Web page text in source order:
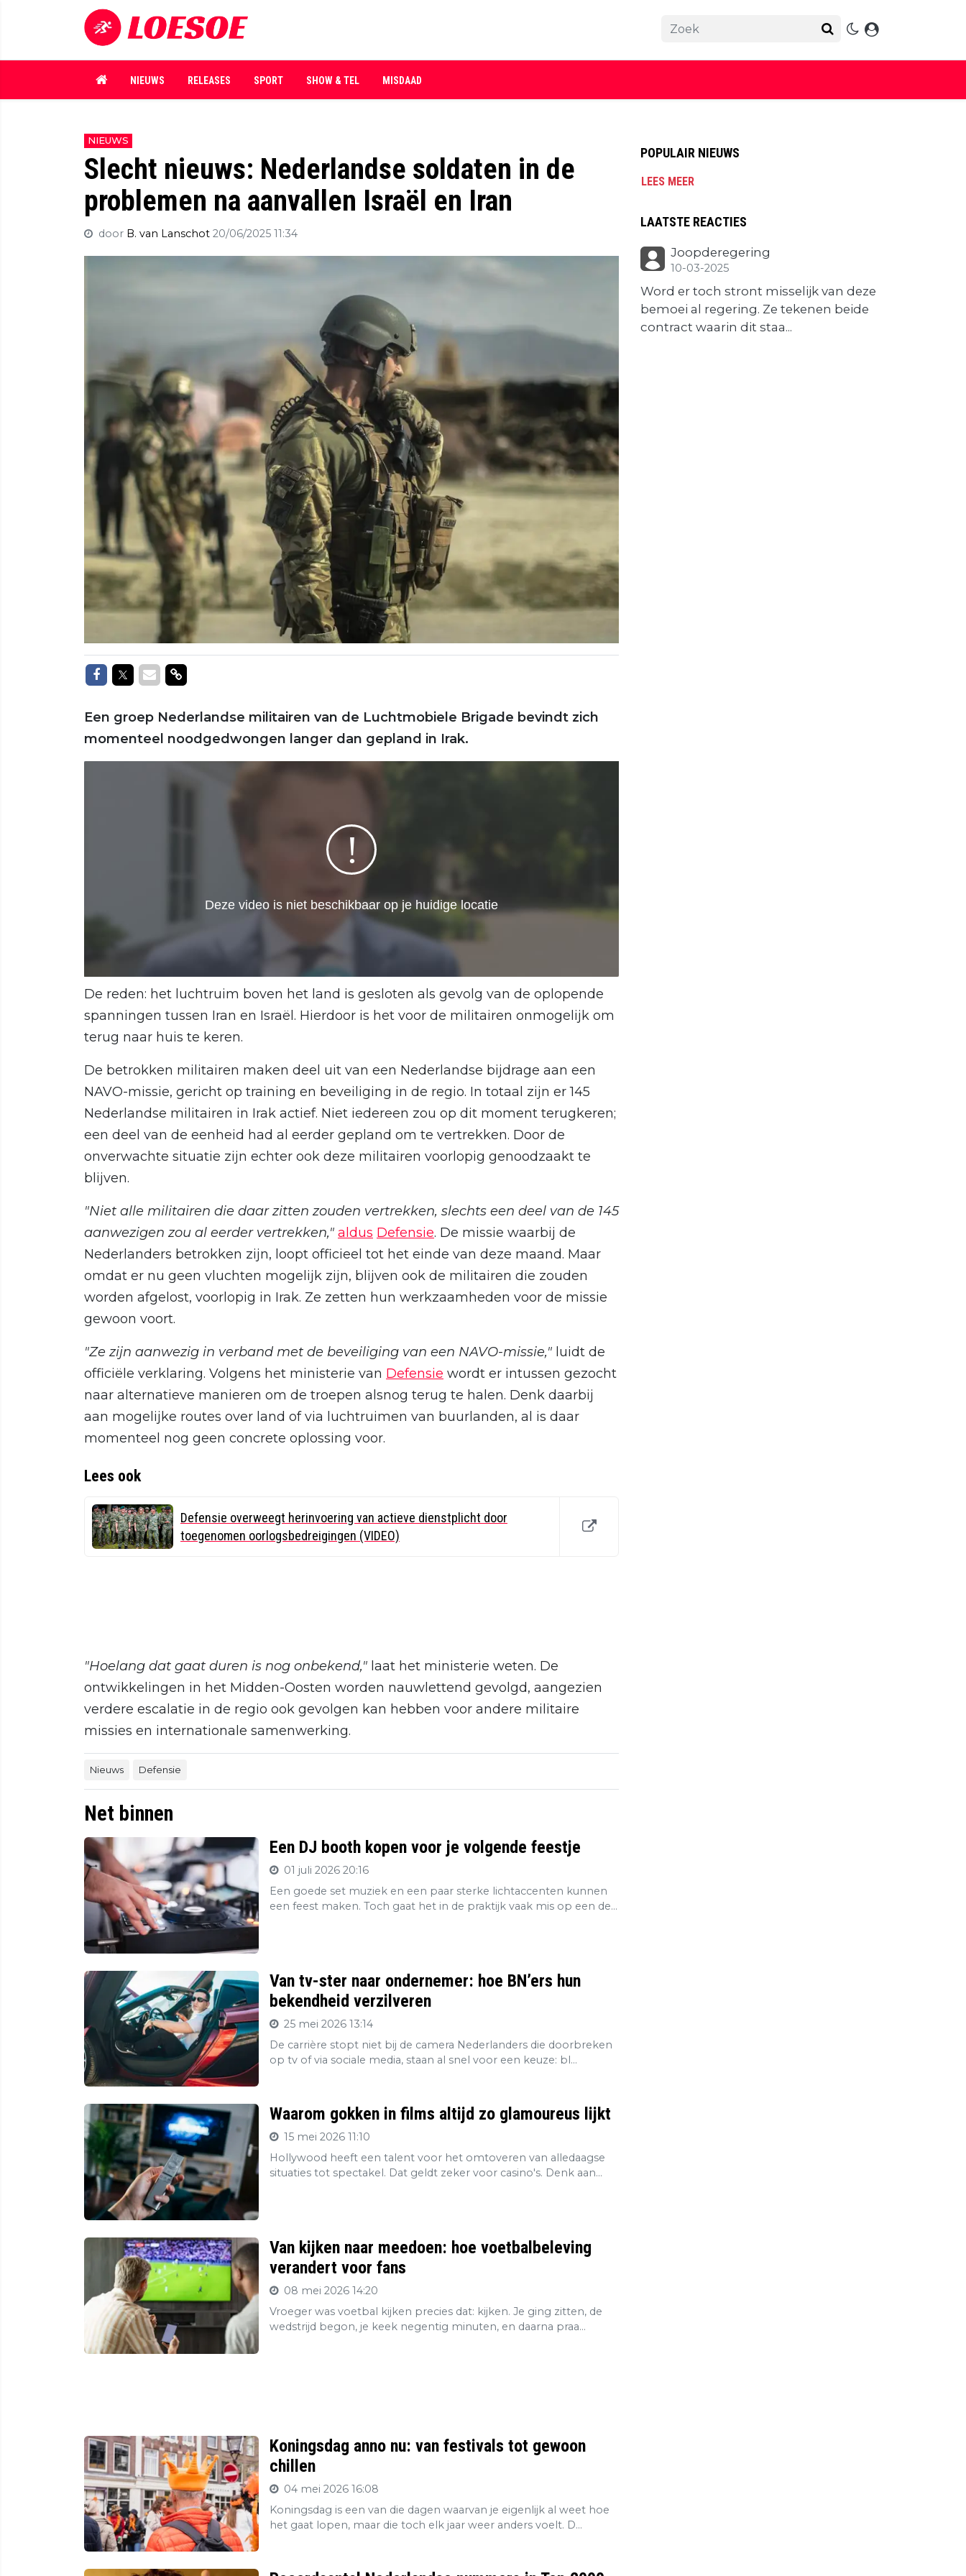
NIEUWS RELEASES SPORT SHOW & TEL MISDAAD
NIEUWS
Slecht nieuws: Nederlandse soldaten in de
problemen na aanvallen Israël en Iran
door B. van Lanschot 20/06/2025 11:34
Delen op Facebook
Delen op Twitter
Delen via Mail
Delen via link
Een groep Nederlandse militairen van de Luchtmobiele Brigade bevindt zich
momenteel noodgedwongen langer dan gepland in Irak.
De reden: het luchtruim boven het land is gesloten als gevolg van de oplopende
spanningen tussen Iran en Israël. Hierdoor is het voor de militairen onmogelijk om
terug naar huis te keren.
De betrokken militairen maken deel uit van een Nederlandse bijdrage aan een
NAVO-missie, gericht op training en beveiliging in de regio. In totaal zijn er 145
Nederlandse militairen in Irak actief. Niet iedereen zou op dit moment terugkeren;
een deel van de eenheid had al eerder gepland om te vertrekken. Door de
onverwachte situatie zijn echter ook deze militairen voorlopig genoodzaakt te
blijven.
"Niet alle militairen die daar zitten zouden vertrekken, slechts een deel van de 145
aanwezigen zou al eerder vertrekken," aldus Defensie. De missie waarbij de
Nederlanders betrokken zijn, loopt officieel tot het einde van deze maand. Maar
omdat er nu geen vluchten mogelijk zijn, blijven ook de militairen die zouden
worden afgelost, voorlopig in Irak. Ze zetten hun werkzaamheden voor de missie
gewoon voort.
"Ze zijn aanwezig in verband met de beveiliging van een NAVO-missie," luidt de
officiële verklaring. Volgens het ministerie van Defensie wordt er intussen gezocht
naar alternatieve manieren om de troepen alsnog terug te halen. Denk daarbij
aan mogelijke routes over land of via luchtruimen van buurlanden, al is daar
momenteel nog geen concrete oplossing voor.
Lees ook
Defensie overweegt herinvoering van actieve dienstplicht door
toegenomen oorlogsbedreigingen (VIDEO)
"Hoelang dat gaat duren is nog onbekend," laat het ministerie weten. De
ontwikkelingen in het Midden-Oosten worden nauwlettend gevolgd, aangezien
verdere escalatie in de regio ook gevolgen kan hebben voor andere militaire
missies en internationale samenwerking.
Nieuws Defensie
Net binnen
Een DJ booth kopen voor je volgende feestje
01 juli 2026 20:16
Een goede set muziek en een paar sterke lichtaccenten kunnen
een feest maken. Toch gaat het in de praktijk vaak mis op een de...
Van tv-ster naar ondernemer: hoe BN’ers hun
bekendheid verzilveren
25 mei 2026 13:14
De carrière stopt niet bij de camera Nederlanders die doorbreken
op tv of via sociale media, staan al snel voor een keuze: bl...
Waarom gokken in films altijd zo glamoureus lijkt
15 mei 2026 11:10
Hollywood heeft een talent voor het omtoveren van alledaagse
situaties tot spectakel. Dat geldt zeker voor casino's. Denk aan...
Van kijken naar meedoen: hoe voetbalbeleving
verandert voor fans
08 mei 2026 14:20
Vroeger was voetbal kijken precies dat: kijken. Je ging zitten, de
wedstrijd begon, je keek negentig minuten, en daarna praa...
Koningsdag anno nu: van festivals tot gewoon
chillen
04 mei 2026 16:08
Koningsdag is een van die dagen waarvan je eigenlijk al weet hoe
het gaat lopen, maar die toch elk jaar weer anders voelt. D...
POPULAIR NIEUWS
LEES MEER
LAATSTE REACTIES
Joopderegering
10-03-2025
Word er toch stront misselijk van deze
bemoei al regering. Ze tekenen beide
contract waarin dit staa...